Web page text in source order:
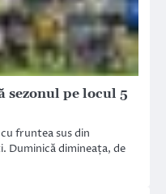
pe locul 5
fruntea sus din
Duminică dimineața, de